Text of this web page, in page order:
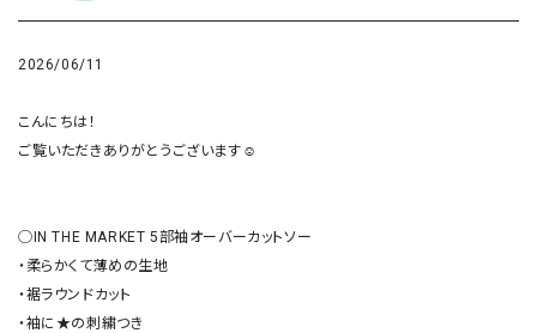
2026/06/11
こんにちは！
ご覧いただきありがとうございます☺︎
◯IN THE MARKET 5部袖オーバーカットソー
・柔らかくて薄めの生地
・裾ラウンドカット
・袖に★の刺繍つき